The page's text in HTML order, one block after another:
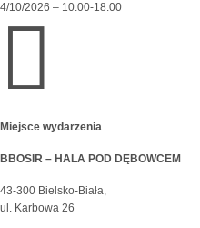
4/10/2026 – 10:00-18:00

Miejsce wydarzenia
BBOSIR – HALA POD DĘBOWCEM
43-300 Bielsko-Biała,
ul. Karbowa 26